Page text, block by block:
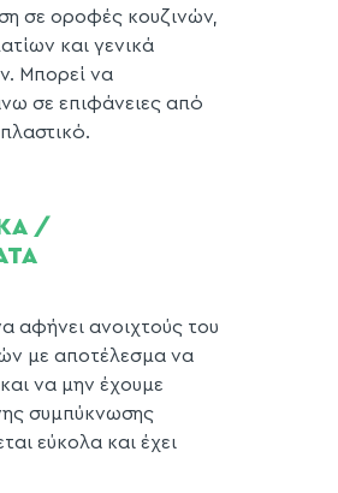
σε οροφές κουζινών,
και γενικά
Μπορεί να
σε επιφάνειες από
/
αφήνει ανοιχτούς του
με αποτέλεσμα να
να μην έχουμε
συμπύκνωσης
εύκολα και έχει